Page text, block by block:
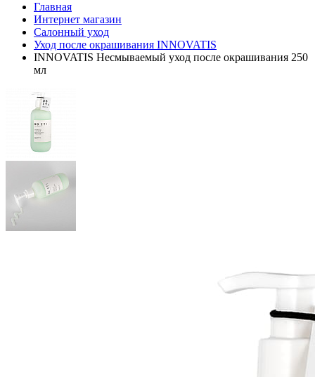
Главная
Интернет магазин
Салонный уход
Уход после окрашивания INNOVATIS
INNOVATIS Несмываемый уход после окрашивания 250
мл